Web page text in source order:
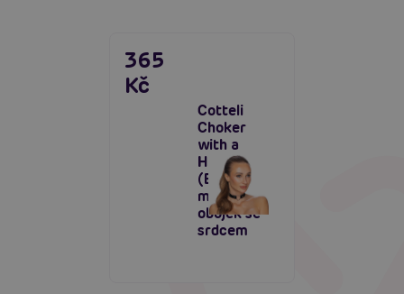
Cotteli
Choker
with a
Heart
(Black),
matný
obojek se
srdcem
365
Kč